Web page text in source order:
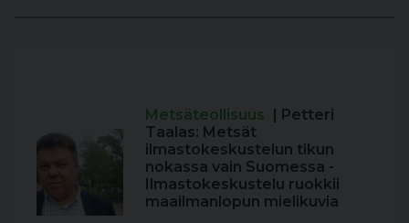
Metsäteollisuus | Petteri
Taalas: Metsät
ilmastokeskustelun tikun
nokassa vain Suomessa -
Ilmastokeskustelu ruokkii
maailmanlopun mielikuvia